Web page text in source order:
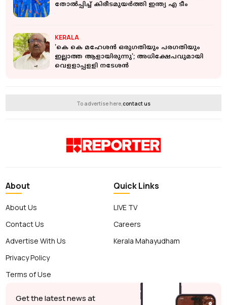
തോൽപ്പിച്ച് കിരീടമുയർത്തി ഇന്ത്യ എ ടീം
KERALA
'കെ കെ മഹേശന്‍ ഒരുഗതിയും പരഗതിയും
ഇല്ലാത്ത ആളായിരുന്നു'; അധിക്ഷേപവുമായി
വെളളാപ്പളളി നടേശന്‍
To advertise here,contact us
About
About Us
Contact Us
Advertise With Us
Privacy Policy
Terms of Use
Quick Links
LIVE TV
Careers
Kerala Mahayudham
Get the latest news at